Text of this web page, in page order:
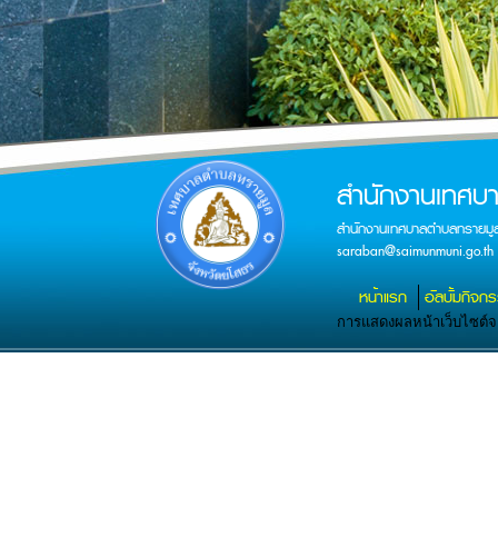
สำนักงานเทศ
สำนักงานเทศบาลตำบลทรา
saraban@saimunmuni.go.th
หน้าแรก อัลบั้มกิจก
การแสดงผลหน้าเว็บไซต์